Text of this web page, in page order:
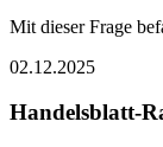
Mit dieser Frage
02.12.2025
Handelsblatt-